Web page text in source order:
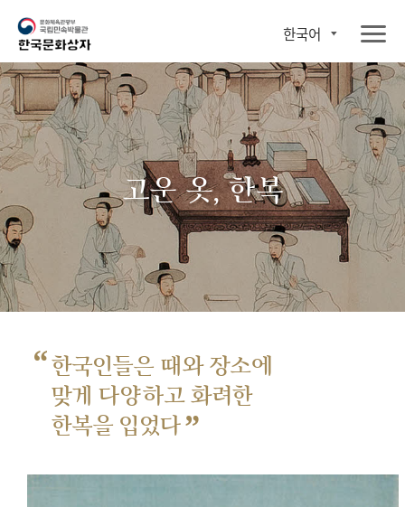
한국어
고운 옷, 한복
“한국인들은 때와 장소에
맞게 다양하고 화려한
한복을 입었다”